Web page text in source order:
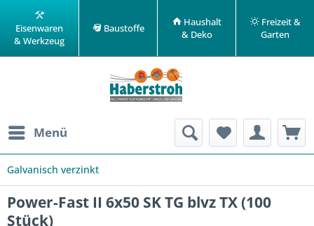
Eisenwaren
& Werkzeug
Baustoffe
Haushalt
& Deko
Freizeit &
Garten
Menü
Galvanisch verzinkt
Power-Fast II 6x50 SK TG blvz TX (100
Stück)